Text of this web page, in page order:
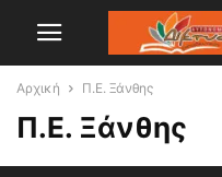
Αρχική Π.Ε. Ξάνθης
Π.Ε. Ξάνθης